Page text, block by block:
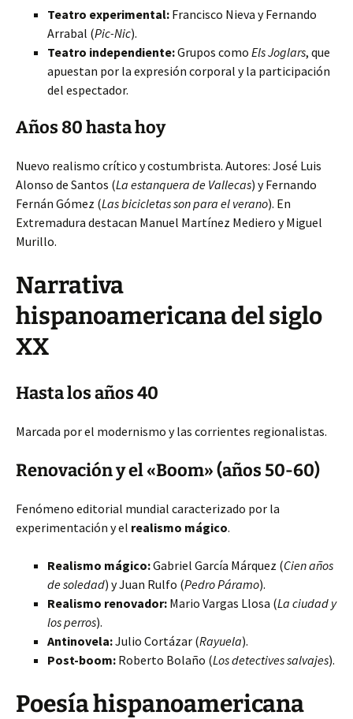
Teatro experimental: Francisco Nieva y Fernando
Arrabal (Pic-Nic).
Teatro independiente:Grupos como Els Joglars, que
apuestan por la expresión corporal y la participación
del espectador.
Años 80 hasta hoy
Nuevo realismo crítico y costumbrista. Autores: José Luis
Alonso de Santos (La estanquera de Vallecas) y Fernando
Fernán Gómez (Las bicicletas son para el verano). En
Extremadura destacan Manuel Martínez Mediero y Miguel
Murillo.
Narrativa
hispanoamericana del siglo
XX
Hasta los años 40
Marcada por el modernismo y las corrientes regionalistas.
Renovación y el «Boom» (años 50-60)
Fenómeno editorial mundial caracterizado por la
experimentación y el realismo mágico.
Realismo mágico:Gabriel García Márquez (Cien años
de soledad) y Juan Rulfo (Pedro Páramo).
Realismo renovador: Mario Vargas Llosa (La ciudad y
los perros).
Antinovela:Julio Cortázar (Rayuela).
Post-boom: Roberto Bolaño (Los detectives salvajes).
Poesía hispanoamericana